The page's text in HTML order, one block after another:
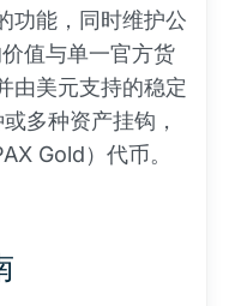
功能，同时维护公
值与单一官方货
由美元支持的稳定
多种资产挂钩，
Gold）代币。